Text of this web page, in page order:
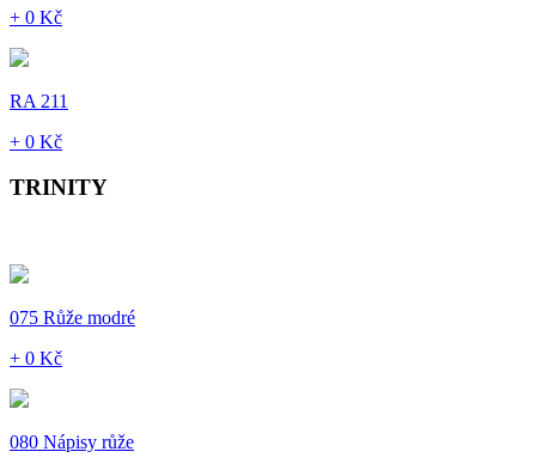
+ 0 Kč
RA 211
+ 0 Kč
TRINITY
075 Růže modré
+ 0 Kč
080 Nápisy růže